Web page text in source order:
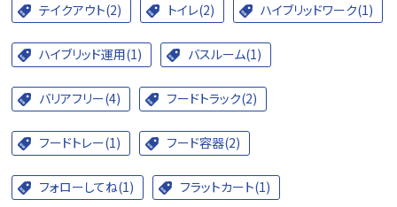
テイクアウト(2) トイレ(2) ハイブリッドワーク(1)
ハイブリッド運用(1) バスルーム(1)
バリアフリー(4) フードトラック(2)
フードトレー(1) フード容器(2)
フォローしてね(1) フラットカート(1)